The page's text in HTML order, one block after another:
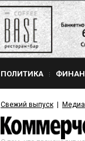
ПОЛИТИКА
Свежий выпуск Медиа